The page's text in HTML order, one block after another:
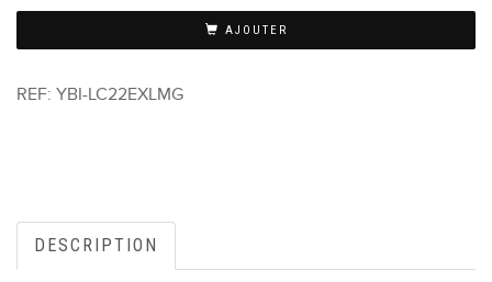
AJOUTER
REF: YBI-LC22EXLMG
DESCRIPTION